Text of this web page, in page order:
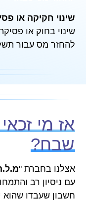
שינוי חקיקה או
שינוי בחוק או
להחזר מס עבור
אז מי
שבח?
אצלנו בחברת " מ.ל.ה
עם ניסיון רב